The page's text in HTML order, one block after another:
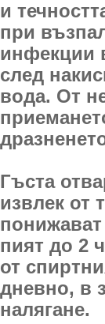
и
при
инфекции
след
вода. От
Гъста
извлек от
пият до 2
от
дневно, в
налягане.